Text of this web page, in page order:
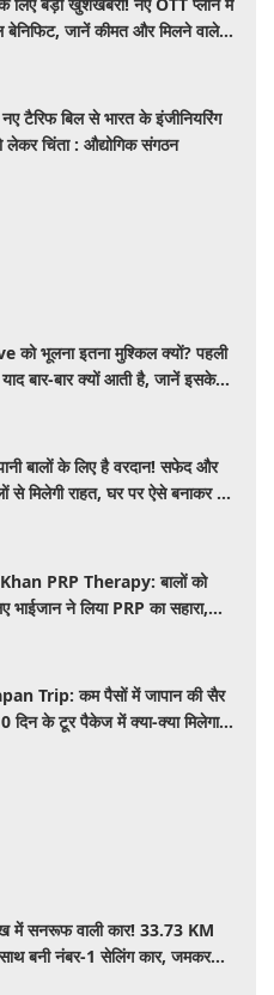
बेनिफिट, जानें कीमत और मिलने वाले
टैरिफ बिल से भारत के इंजीनियरिंग
लेकर चिंता : औद्योगिक संगठन
को भूलना इतना मुश्किल क्यों? पहली
याद बार-बार क्यों आती है, जानें इसके
बालों के लिए है वरदान! सफेद और
से मिलेगी राहत, घर पर ऐसे बनाकर करें
PRP Therapy: बालों को
भाईजान ने लिया PRP का सहारा,
Trip: कम पैसों में जापान की सैर
दिन के टूर पैकेज में क्या-क्या मिलेगा?
में सनरूफ वाली कार! 33.73 KM
बनी नंबर-1 सेलिंग कार, जमकर